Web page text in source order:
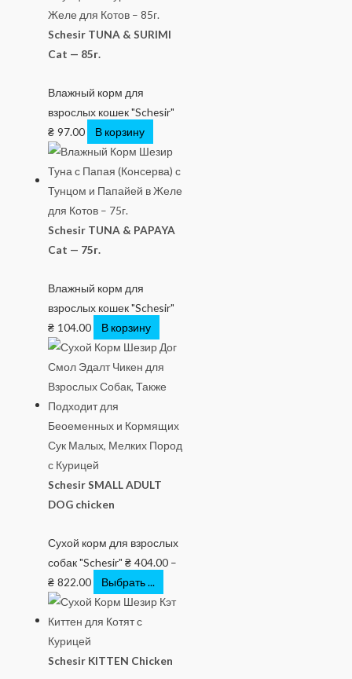
Schesir TUNA & SURIMI
Cat — 85г.
Влажный корм для
взрослых кошек "Schesir"
₴ 97.00 В корзину
Schesir TUNA & PAPAYA
Cat — 75г.
Влажный корм для
взрослых кошек "Schesir"
₴ 104.00 В корзину
Schesir SMALL ADULT
DOG chicken
Сухой корм для взрослых
собак "Schesir"₴ 404.00 –
₴ 822.00 Выбрать ...
Schesir KITTEN Chicken